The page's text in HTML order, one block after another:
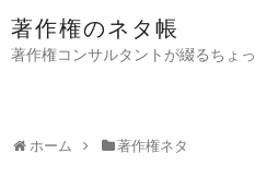
著作権のネタ帳
著作権コンサルタントが綴るちょ
ホーム 著作権ネタ